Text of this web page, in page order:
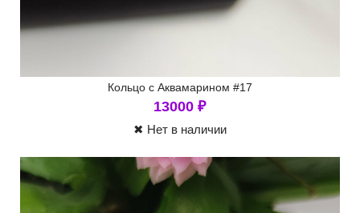
Кольцо с Аквамарином #17
13000 ₽
✖ Нет в наличии